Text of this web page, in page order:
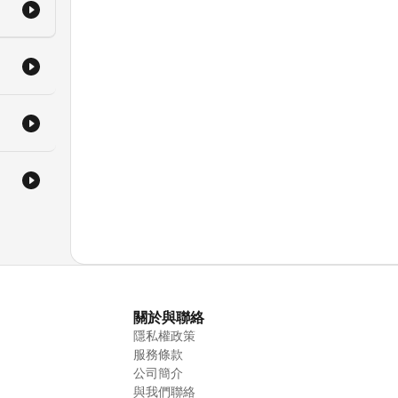
關於與聯絡
隱私權政策
服務條款
公司簡介
與我們聯絡